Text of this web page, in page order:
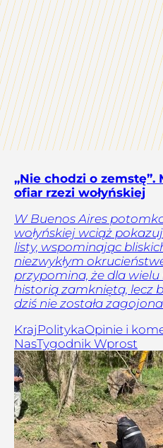
„Nie chodzi o
ofiar rzezi wołyńskiej
W Buenos Aires
wołyńskiej wciąż
listy, wspominając
niezwykłym
przypomina, że dla wielu
historią zamkniętą, lecz
dziś nie została
Kraj PolitykaOpinie i
NasTygodnik Wprost